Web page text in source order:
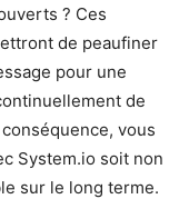
? Ces
de peaufiner
pour une
de
vous
System.io soit non
sur le long terme.